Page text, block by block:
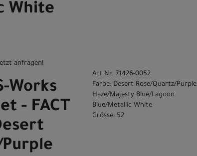
White
anfragen!
Works
- FACT
Art.Nr. 71426-0052
Farbe: Desert Rose/Quartz/Purple
Haze/Majesty Blue/Lagoon
Blue/Metallic White
Grösse: 52